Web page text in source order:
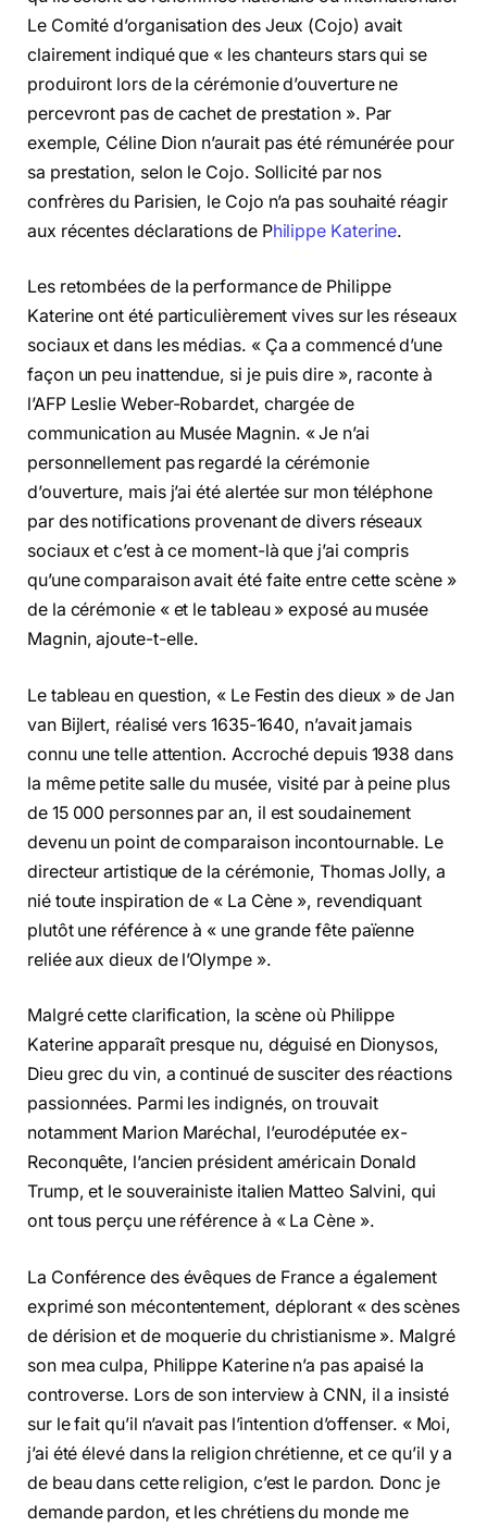
Le Comité d’organisation des Jeux (Cojo) avait
clairement indiqué que « les chanteurs stars qui se
produiront lors de la cérémonie d’ouverture ne
percevront pas de cachet de prestation ». Par
exemple, Céline Dion n’aurait pas été rémunérée pour
sa prestation, selon le Cojo. Sollicité par nos
confrères du Parisien, le Cojo n’a pas souhaité réagir
aux récentes déclarations de Philippe Katerine.
Les retombées de la performance de Philippe
Katerine ont été particulièrement vives sur les réseaux
sociaux et dans les médias. « Ça a commencé d’une
façon un peu inattendue, si je puis dire », raconte à
l’AFP Leslie Weber-Robardet, chargée de
communication au Musée Magnin. « Je n’ai
personnellement pas regardé la cérémonie
d’ouverture, mais j’ai été alertée sur mon téléphone
par des notifications provenant de divers réseaux
sociaux et c’est à ce moment-là que j’ai compris
qu’une comparaison avait été faite entre cette scène »
de la cérémonie « et le tableau » exposé au musée
Magnin, ajoute-t-elle.
Le tableau en question, « Le Festin des dieux » de Jan
van Bijlert, réalisé vers 1635-1640, n’avait jamais
connu une telle attention. Accroché depuis 1938 dans
la même petite salle du musée, visité par à peine plus
de 15 000 personnes par an, il est soudainement
devenu un point de comparaison incontournable. Le
directeur artistique de la cérémonie, Thomas Jolly, a
nié toute inspiration de « La Cène », revendiquant
plutôt une référence à « une grande fête païenne
reliée aux dieux de l’Olympe ».
Malgré cette clarification, la scène où Philippe
Katerine apparaît presque nu, déguisé en Dionysos,
Dieu grec du vin, a continué de susciter des réactions
passionnées. Parmi les indignés, on trouvait
notamment Marion Maréchal, l’eurodéputée ex-
Reconquête, l’ancien président américain Donald
Trump, et le souverainiste italien Matteo Salvini, qui
ont tous perçu une référence à « La Cène ».
La Conférence des évêques de France a également
exprimé son mécontentement, déplorant « des scènes
de dérision et de moquerie du christianisme ». Malgré
son mea culpa, Philippe Katerine n’a pas apaisé la
controverse. Lors de son interview à CNN, il a insisté
sur le fait qu’il n’avait pas l’intention d’offenser. « Moi,
j’ai été élevé dans la religion chrétienne, et ce qu’il y a
de beau dans cette religion, c’est le pardon. Donc je
demande pardon, et les chrétiens du monde me